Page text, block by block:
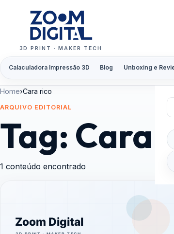
3D PRINT · MAKER TECH
Calaculadora Impressão 3D Blog Unboxing e
Home›Cara rico
ARQUIVO EDITORIAL
Tag: Cara
1 conteúdo encontrado